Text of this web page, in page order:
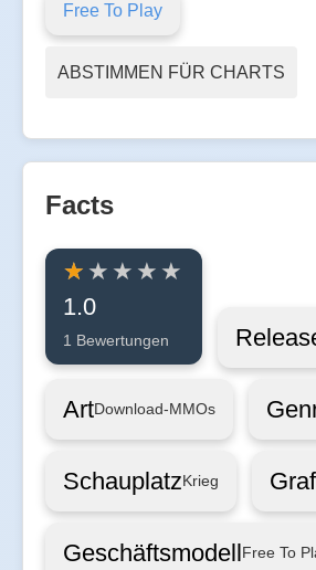
Free To Play
ABSTIMMEN FÜR CHARTS
Facts
1.0
1 Bewertungen
ArtDownload-MMOs
SchauplatzKrieg
GeschäftsmodellFree To